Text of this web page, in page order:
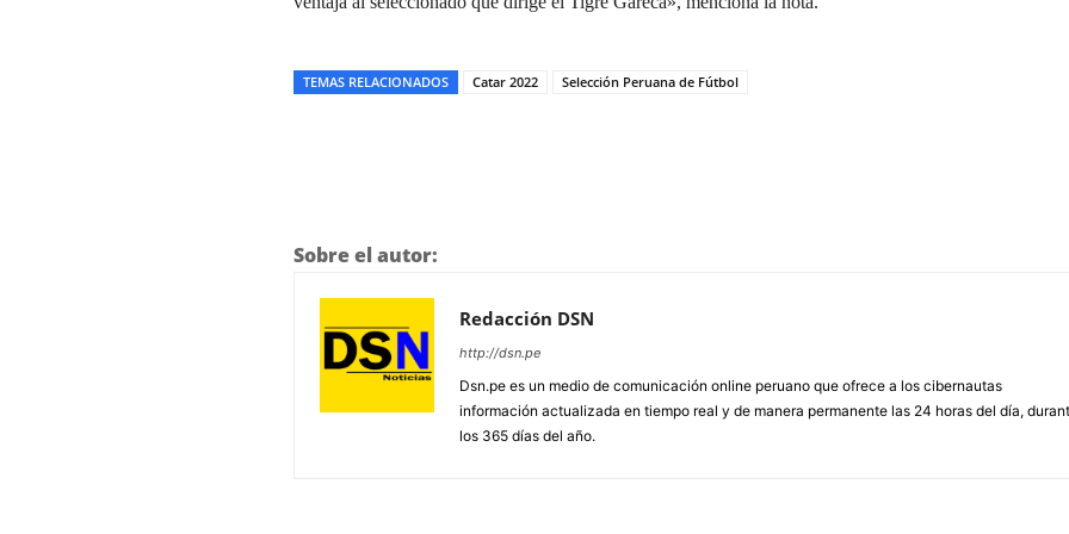
TEMAS RELACIONADOS Catar 2022 Selección Peruana de Fútbol
Sobre el autor:
Redacción DSN
http://dsn.pe
Dsn.pe es un medio de comunicación online peruano que ofrece a los cibernautas
información actualizada en tiempo real y de manera permanente las 24 horas del día,
los 365 días del año.